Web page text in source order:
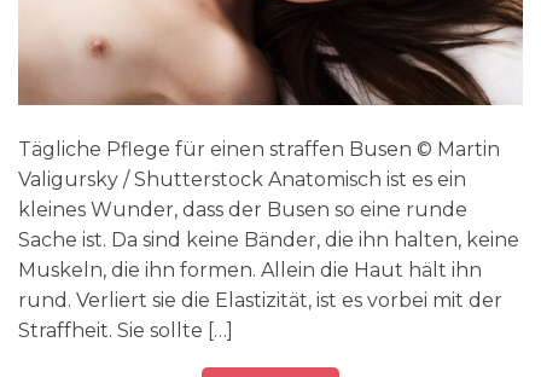
Tägliche Pflege für einen straffen Busen © Martin
Valigursky / Shutterstock Anatomisch ist es ein
kleines Wunder, dass der Busen so eine runde
Sache ist. Da sind keine Bänder, die ihn halten, keine
Muskeln, die ihn formen. Allein die Haut hält ihn
rund. Verliert sie die Elastizität, ist es vorbei mit der
Straffheit. Sie sollte […]